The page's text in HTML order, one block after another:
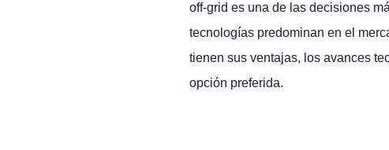
off-grid es una de las decisiones
tecnologías predominan en el
tienen sus ventajas, los avances
opción preferida.